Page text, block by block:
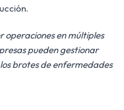
operaciones en múltiples
pueden gestionar
brotes de enfermedades